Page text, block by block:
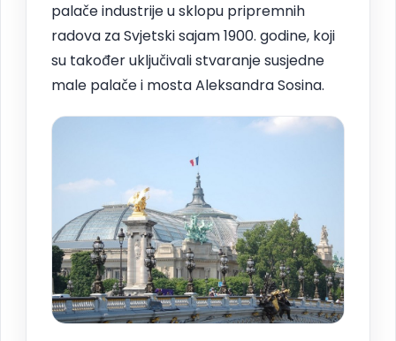
palače industrije u sklopu pripremnih
radova za Svjetski sajam 1900. godine, koji
su također uključivali stvaranje susjedne
male palače i mosta Aleksandra Sosina.